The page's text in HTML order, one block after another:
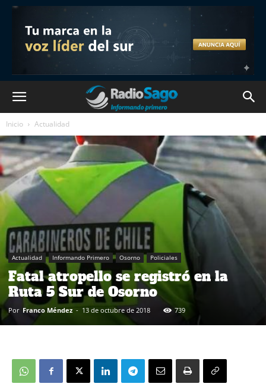
Inicio Actualidad
Actualidad Informando Primero Osorno Policiales
Fatal atropello se registró en la
Ruta 5 Sur de Osorno
Por Franco Méndez - 13 de octubre de 2018 739